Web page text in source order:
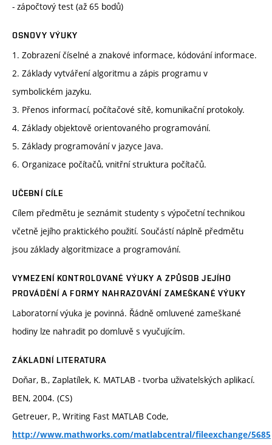
- zápočtový test (až 65 bodů)
OSNOVY VÝUKY
1. Zobrazení číselné a znakové informace, kódování informace.
2. Základy vytváření algoritmu a zápis programu v
symbolickém jazyku.
3. Přenos informací, počítačové sítě, komunikační protokoly.
4. Základy objektově orientovaného programování.
5. Základy programování v jazyce Java.
6. Organizace počítačů, vnitřní struktura počítačů.
UČEBNÍ CÍLE
Cílem předmětu je seznámit studenty s výpočetní technikou
včetně jejího praktického použití. Součástí náplně předmětu
jsou základy algoritmizace a programování.
VYMEZENÍ KONTROLOVANÉ VÝUKY A ZPŮSOB JEJÍHO
PROVÁDĚNÍ A FORMY NAHRAZOVÁNÍ ZAMEŠKANÉ VÝUKY
Laboratorní výuka je povinná. Řádně omluvené zameškané
hodiny lze nahradit po domluvě s vyučujícím.
ZÁKLADNÍ LITERATURA
Doňar, B., Zaplatílek, K. MATLAB - tvorba uživatelských aplikací.
BEN, 2004. (CS)
Getreuer, P., Writing Fast MATLAB Code,
http://www.mathworks.com/matlabcentral/fileexchange/5685